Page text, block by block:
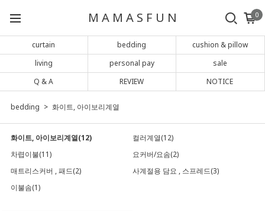
M A M A S F U N 0
curtain bedding
cushion & pillow
living
personal pay
sale
Q & A
REVIEW NOTICE
bedding 화이트, 아이보리계열
화이트, 아이보리계열(12)
컬러계열(12)
차렵이불(11)
요커버/요솜(2)
매트리스커버 , 패드(2)
사계절용 담요 , 스프레드(3)
이불솜(1)